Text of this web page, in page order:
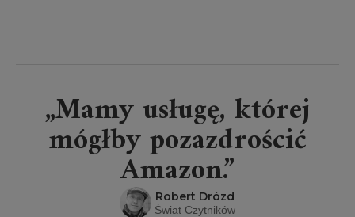
„Mamy usługę, której
mógłby pozazdrościć
Amazon.”
Robert Drózd
Świat Czytników